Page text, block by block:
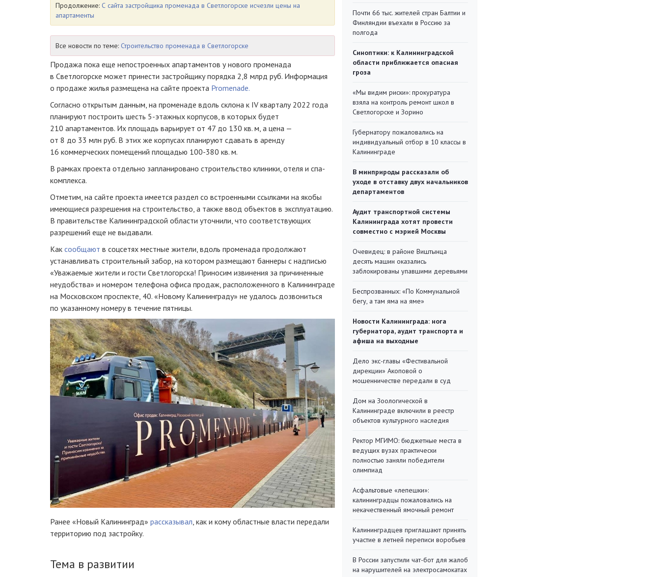
Продолжение: С сайта застройщика променада в Светлогорске исчезли цены на
апартаменты
Все новости по теме: Строительство променада в Светлогорске
Продажа пока еще непостроенных апартаментов у нового променада
в Светлогорске может принести застройщику порядка 2,8 млрд руб. Информация
о продаже жилья размещена на сайте проекта Promenade.
Согласно открытым данным, на променаде вдоль склона к IV кварталу 2022 года
планируют построить шесть 5-этажных корпусов, в которых будет
210 апартаментов. Их площадь варьирует от 47 до 130 кв. м, а цена —
от 8 до 33 млн руб. В этих же корпусах планируют сдавать в аренду
16 коммерческих помещений площадью 100-380 кв. м.
В рамках проекта отдельно запланировано строительство клиники, отеля и спа-
комплекса.
Отметим, на сайте проекта имеется раздел со встроенными ссылками на якобы
имеющиеся разрешения на строительство, а также ввод объектов в эксплуатацию.
В правительстве Калининградской области уточнили, что соответствующих
разрешений еще не выдавали.
Как сообщают в соцсетях местные жители, вдоль променада продолжают
устанавливать строительный забор, на котором размещают баннеры с надписью
«Уважаемые жители и гости Светлогорска! Приносим извинения за причиненные
неудобства» и номером телефона офиса продаж, расположенного в Калининграде
на Московском проспекте, 40. «Новому Калининграду» не удалось дозвониться
по указанному номеру в течение пятницы.
Ранее «Новый Калининград» рассказывал, как и кому областные власти передали
территорию под застройку.
Тема в развитии
Почти 66 тыс. жителей стран Балтии и
Финляндии въехали в Россию за
полгода
Синоптики: к Калининградской
области приближается опасная
гроза
«Мы видим риски»: прокуратура
взяла на контроль ремонт школ в
Светлогорске и Зорино
Губернатору пожаловались на
индивидуальный отбор в 10 классы в
Калининграде
В минприроды рассказали об
уходе в отставку двух начальников
департаментов
Аудит транспортной системы
Калининграда хотят провести
совместно с мэрией Москвы
Очевидец: в районе Виштынца
десять машин оказались
заблокированы упавшими деревьями
Беспрозванных: «По Коммунальной
бегу, а там яма на яме»
Новости Калининграда: нога
губернатора, аудит транспорта и
афиша на выходные
Дело экс-главы «Фестивальной
дирекции» Акоповой о
мошенничестве передали в суд
Дом на Зоологической в
Калининграде включили в реестр
объектов культурного наследия
Ректор МГИМО: бюджетные места в
ведущих вузах практически
полностью заняли победители
олимпиад
Асфальтовые «лепешки»:
калининградцы пожаловались на
некачественный ямочный ремонт
Калининградцев приглашают принять
участие в летней переписи воробьев
В России запустили чат-бот для жалоб
на нарушителей на электросамокатах